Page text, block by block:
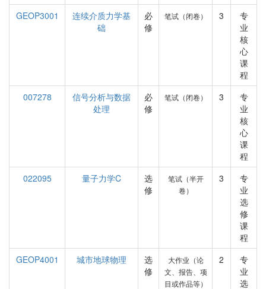
GEOP3001
连续介质力学基
础
必
修
笔试（闭卷） 3
专
业
核
心
课
程
007278
信号分析与数据
处理
必
修
笔试（闭卷） 3
专
业
核
心
课
程
022095
量子力学C
选
修
笔试（半开
卷）
3
专
业
选
修
课
程
GEOP4001
城市地球物理
选
修
大作业（论
文、报告、项
目或作品等）
2
专
业
选